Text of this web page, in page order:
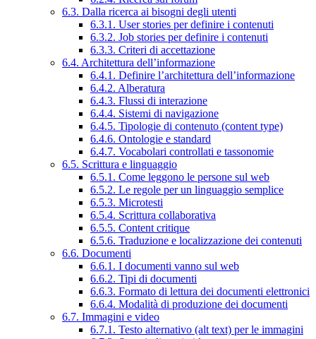
6.3. Dalla ricerca ai bisogni degli utenti
6.3.1. User stories per definire i contenuti
6.3.2. Job stories per definire i contenuti
6.3.3. Criteri di accettazione
6.4. Architettura dell’informazione
6.4.1. Definire l’architettura dell’informazione
6.4.2. Alberatura
6.4.3. Flussi di interazione
6.4.4. Sistemi di navigazione
6.4.5. Tipologie di contenuto (content type)
6.4.6. Ontologie e standard
6.4.7. Vocabolari controllati e tassonomie
6.5. Scrittura e linguaggio
6.5.1. Come leggono le persone sul web
6.5.2. Le regole per un linguaggio semplice
6.5.3. Microtesti
6.5.4. Scrittura collaborativa
6.5.5. Content critique
6.5.6. Traduzione e localizzazione dei contenuti
6.6. Documenti
6.6.1. I documenti vanno sul web
6.6.2. Tipi di documenti
6.6.3. Formato di lettura dei documenti elettronici
6.6.4. Modalità di produzione dei documenti
6.7. Immagini e video
6.7.1. Testo alternativo (alt text) per le immagini